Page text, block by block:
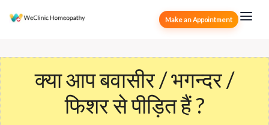
Make an Appointment
क्या आप बवासीर / भगन्दर /
फिशर से पीड़ित हैं ?